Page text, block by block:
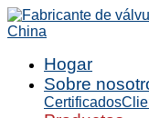
Hogar
Sobre
Certificados